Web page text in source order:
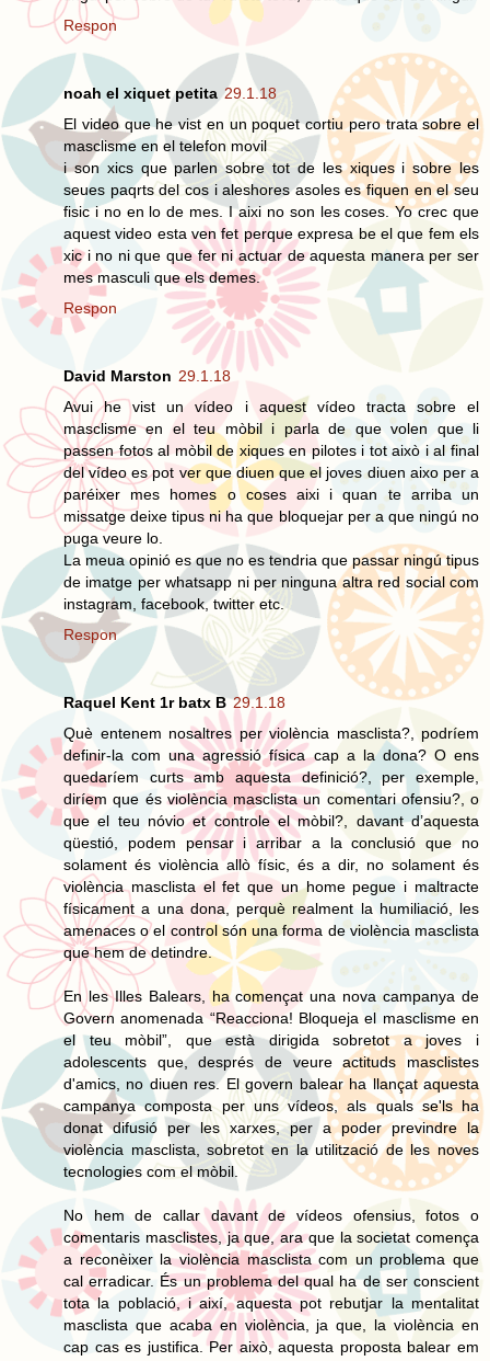
Respon
noah el xiquet petita 29.1.18
El video que he vist en un poquet cortiu pero trata sobre el
masclisme en el telefon movil
i son xics que parlen sobre tot de les xiques i sobre les
seues paqrts del cos i aleshores asoles es fiquen en el seu
fisic i no en lo de mes. I aixi no son les coses. Yo crec que
aquest video esta ven fet perque expresa be el que fem els
xic i no ni que que fer ni actuar de aquesta manera per ser
mes masculi que els demes.
Respon
David Marston 29.1.18
Avui he vist un vídeo i aquest vídeo tracta sobre el
masclisme en el teu mòbil i parla de que volen que li
passen fotos al mòbil de xiques en pilotes i tot això i al final
del vídeo es pot ver que diuen que el joves diuen aixo per a
paréixer mes homes o coses aixi i quan te arriba un
missatge deixe tipus ni ha que bloquejar per a que ningú no
puga veure lo.
La meua opinió es que no es tendria que passar ningú tipus
de imatge per whatsapp ni per ninguna altra red social com
instagram, facebook, twitter etc.
Respon
Raquel Kent 1r batx B 29.1.18
Què entenem nosaltres per violència masclista?, podríem
definir-la com una agressió física cap a la dona? O ens
quedaríem curts amb aquesta definició?, per exemple,
diríem que és violència masclista un comentari ofensiu?, o
que el teu nóvio et controle el mòbil?, davant d’aquesta
qüestió, podem pensar i arribar a la conclusió que no
solament és violència allò físic, és a dir, no solament és
violència masclista el fet que un home pegue i maltracte
físicament a una dona, perquè realment la humiliació, les
amenaces o el control són una forma de violència masclista
que hem de detindre.
En les Illes Balears, ha començat una nova campanya de
Govern anomenada “Reacciona! Bloqueja el masclisme en
el teu mòbil”, que està dirigida sobretot a joves i
adolescents que, després de veure actituds masclistes
d'amics, no diuen res. El govern balear ha llançat aquesta
campanya composta per uns vídeos, als quals se'ls ha
donat difusió per les xarxes, per a poder previndre la
violència masclista, sobretot en la utilització de les noves
tecnologies com el mòbil.
No hem de callar davant de vídeos ofensius, fotos o
comentaris masclistes, ja que, ara que la societat comença
a reconèixer la violència masclista com un problema que
cal erradicar. És un problema del qual ha de ser conscient
tota la població, i així, aquesta pot rebutjar la mentalitat
masclista que acaba en violència, ja que, la violència en
cap cas es justifica. Per això, aquesta proposta balear em